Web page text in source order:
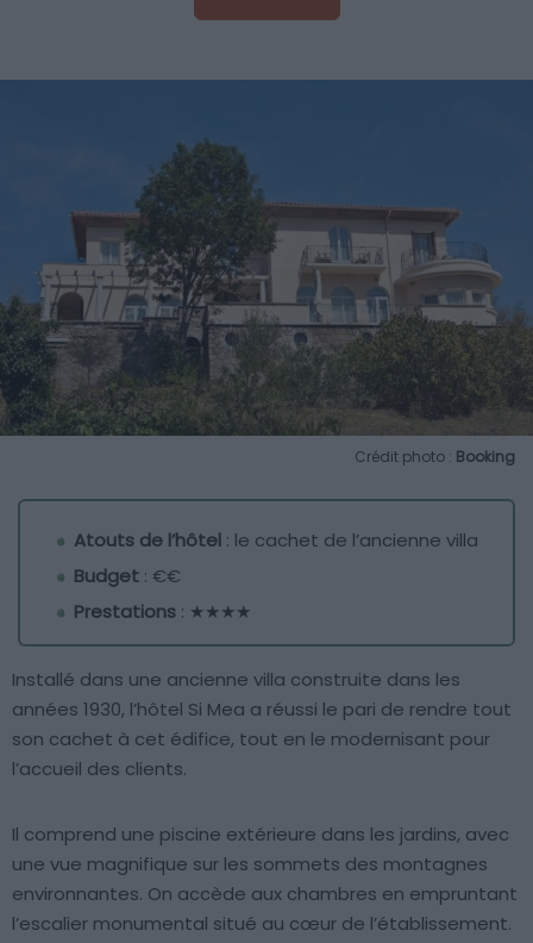
Crédit photo : Booking
Atouts de l’hôtel : le cachet de l’ancienne villa
Budget : €€
Prestations : ★★★★
Installé dans une ancienne villa construite dans les
années 1930, l’hôtel Si Mea a réussi le pari de rendre tout
son cachet à cet édifice, tout en le modernisant pour
l’accueil des clients.
Il comprend une piscine extérieure dans les jardins, avec
une vue magnifique sur les sommets des montagnes
environnantes. On accède aux chambres en empruntant
l’escalier monumental situé au cœur de l’établissement.